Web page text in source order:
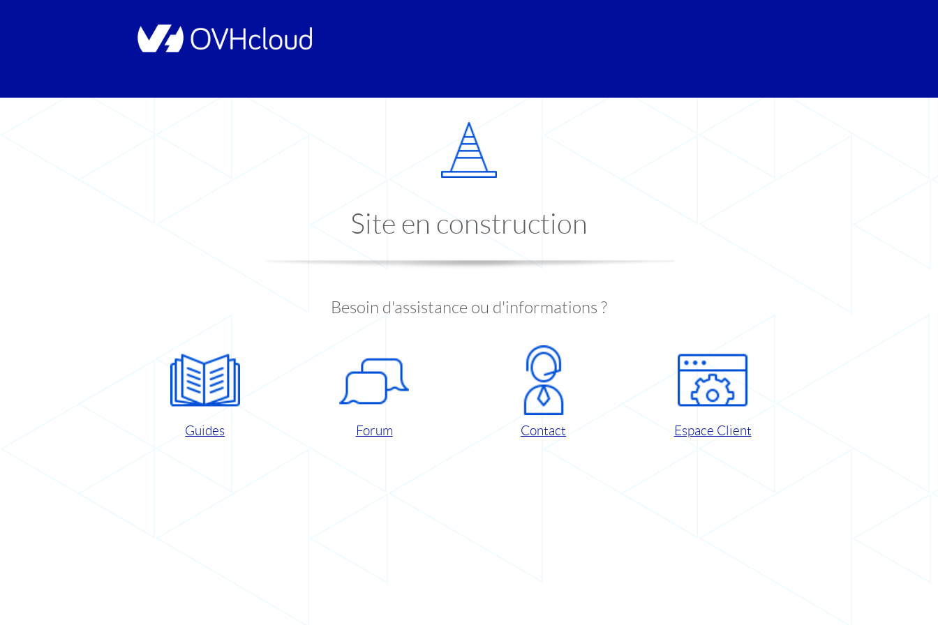
Site en construction
Besoin d'assistance ou d'informations ?
Guides Forum Contact Espace Client